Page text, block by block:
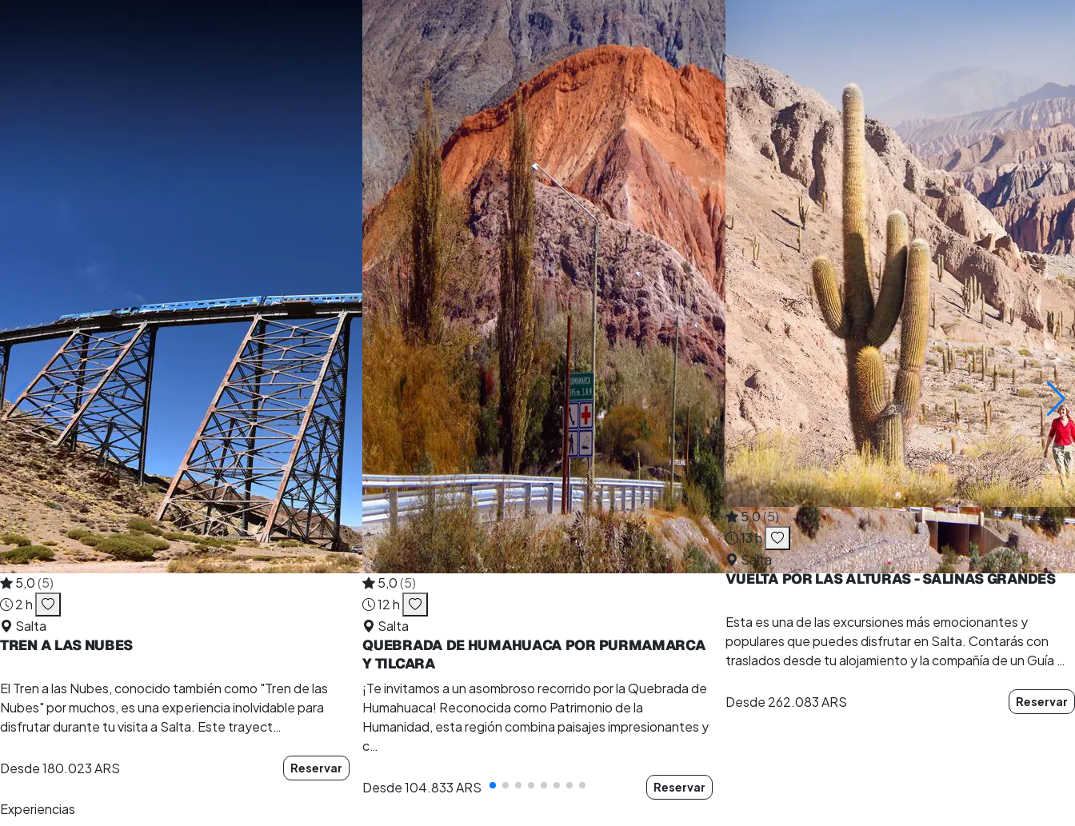
5,0(5)
2 h
Salta
TREN A LAS NUBES
El Tren a las Nubes, conocido también como "Tren de las
Nubes" por muchos, es una experiencia inolvidable para
disfrutar durante tu visita a Salta. Este trayect…
Desde180.023 ARS Reservar
5,0(5)
12 h
Salta
QUEBRADA DE HUMAHUACA POR PURMAMARCA
Y TILCARA
¡Te invitamos a un asombroso recorrido por la Quebrada de
Humahuaca! Reconocida como Patrimonio de la
Humanidad, esta región combina paisajes impresionantes y
c…
Desde 104.833 ARS Reservar
5,0(5)
13 h
Salta
VUELTA POR LAS ALTURAS - SALINAS GRANDES
Esta es una de las excursiones más emocionantes y
populares que puedes disfrutar en Salta. Contarás con
traslados desde tu alojamiento y la compañía de un Guía …
Desde 262.083 ARS Reservar
Experiencias